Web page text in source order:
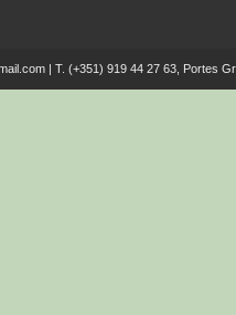
| T. (+351) 919 44 27 63, Portes